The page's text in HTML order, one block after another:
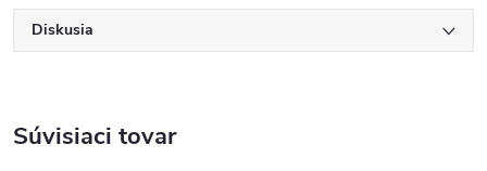
Diskusia
Súvisiaci tovar